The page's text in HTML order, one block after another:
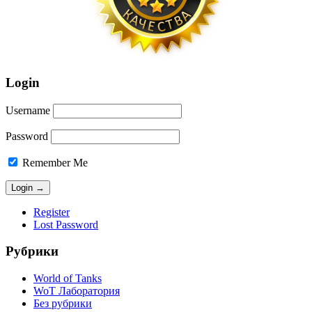
Login
Username
Password
Remember Me
Register
Lost Password
Рубрики
World of Tanks
WoT Лаборатория
Без рубрики